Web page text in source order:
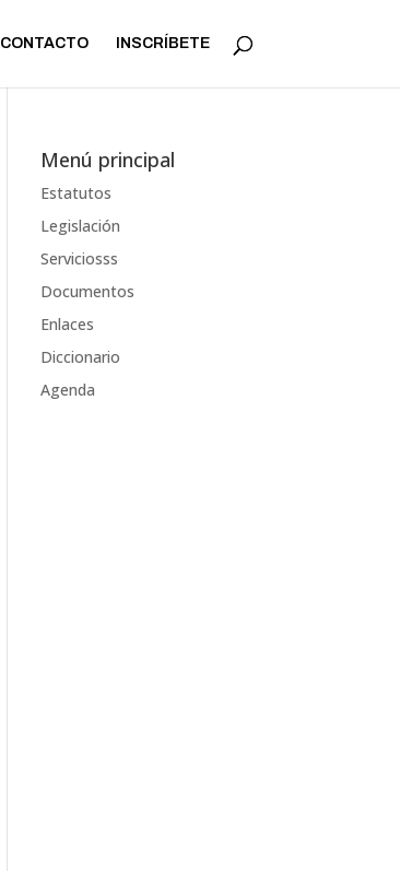
CONTACTO INSCRÍBETE
Menú principal
Estatutos
Legislación
Serviciosss
Documentos
Enlaces
Diccionario
Agenda